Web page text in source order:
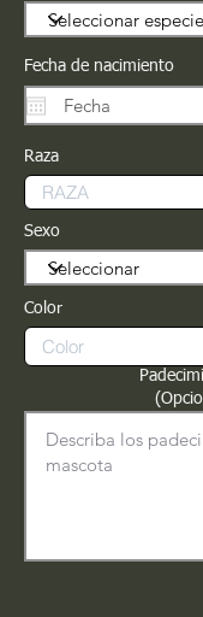
Fecha de nacimiento
Raza
Sexo
Color